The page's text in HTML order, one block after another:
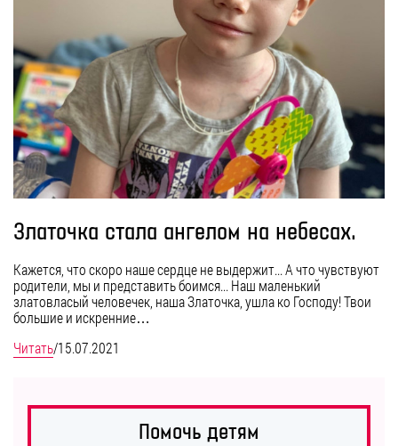
Златочка стала ангелом на небесах.
Кажется, что скоро наше сердце не выдержит... А что чувствуют
родители, мы и представить боимся... Наш маленький
златовласый человечек, наша Златочка, ушла ко Господу! Твои
большие и искренние…
Читать/15.07.2021
Помочь детям